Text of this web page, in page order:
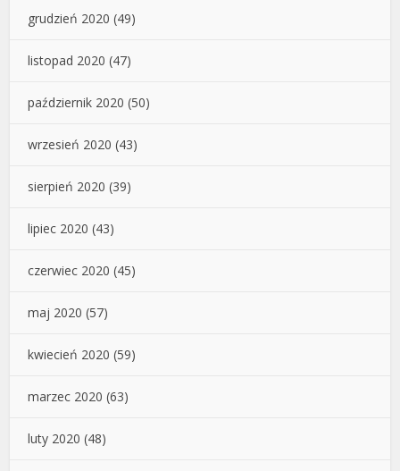
grudzień 2020 (49)
listopad 2020 (47)
październik 2020 (50)
wrzesień 2020 (43)
sierpień 2020 (39)
lipiec 2020 (43)
czerwiec 2020 (45)
maj 2020 (57)
kwiecień 2020 (59)
marzec 2020 (63)
luty 2020 (48)